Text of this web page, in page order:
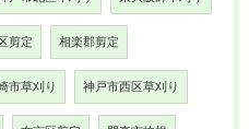
剪定 相楽郡剪定
市草刈り 神戸市西区草刈り